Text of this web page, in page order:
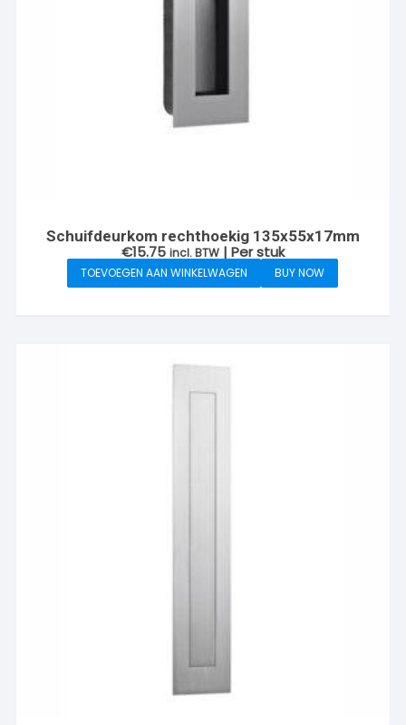
Schuifdeurkom rechthoekig 135x55x17mm
€15.75 incl. BTW | Per stuk
TOEVOEGEN AAN WINKELWAGEN BUY NOW